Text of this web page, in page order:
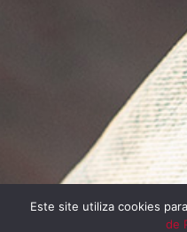
Este site utiliza cookies
de